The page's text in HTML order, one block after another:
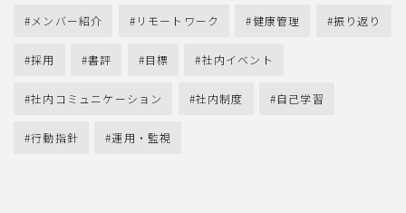
メンバー紹介 リモートワーク 健康管理 振り返り
採用 書評 目標 社内イベント
社内コミュニケーション 社内制度 自己学習
行動指針 運用・監視